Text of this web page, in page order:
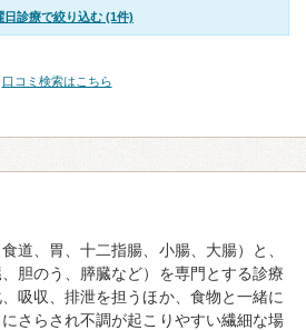
日診療で絞り込む (1件)
口コミ検索はこちら
道、胃、十二指腸、小腸、大腸）と、
胆のう、膵臓など）を専門とする診療
吸収、排泄を担うほか、食物と一緒に
さらされ不調が起こりやすい繊細な場